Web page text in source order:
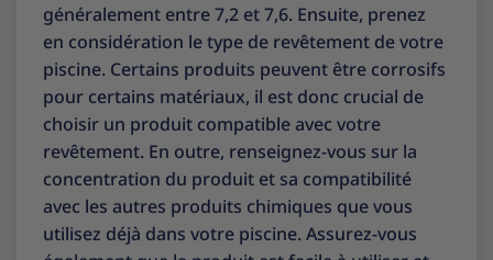
généralement entre 7,2 et 7,6. Ensuite, prenez
en considération le type de revêtement de votre
piscine. Certains produits peuvent être corrosifs
pour certains matériaux, il est donc crucial de
choisir un produit compatible avec votre
revêtement. En outre, renseignez-vous sur la
concentration du produit et sa compatibilité
avec les autres produits chimiques que vous
utilisez déjà dans votre piscine. Assurez-vous